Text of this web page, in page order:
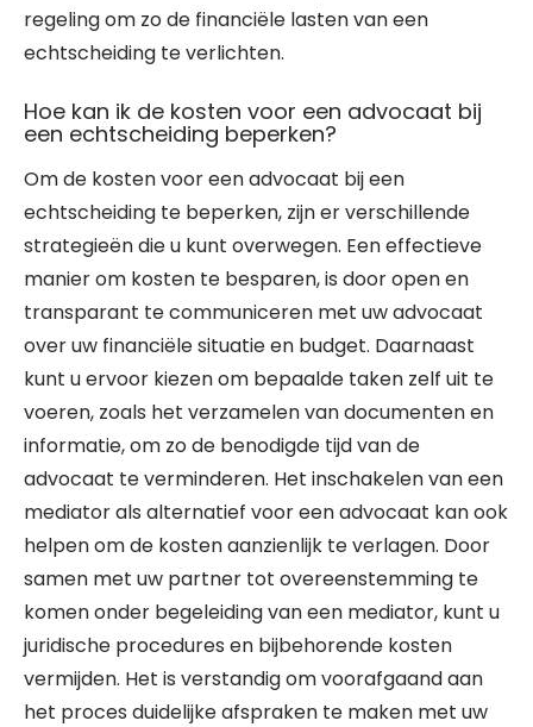
regeling om zo de financiële lasten van een
echtscheiding te verlichten.
Hoe kan ik de kosten voor een advocaat bij
een echtscheiding beperken?
Om de kosten voor een advocaat bij een
echtscheiding te beperken, zijn er verschillende
strategieën die u kunt overwegen. Een effectieve
manier om kosten te besparen, is door open en
transparant te communiceren met uw advocaat
over uw financiële situatie en budget. Daarnaast
kunt u ervoor kiezen om bepaalde taken zelf uit te
voeren, zoals het verzamelen van documenten en
informatie, om zo de benodigde tijd van de
advocaat te verminderen. Het inschakelen van een
mediator als alternatief voor een advocaat kan ook
helpen om de kosten aanzienlijk te verlagen. Door
samen met uw partner tot overeenstemming te
komen onder begeleiding van een mediator, kunt u
juridische procedures en bijbehorende kosten
vermijden. Het is verstandig om voorafgaand aan
het proces duidelijke afspraken te maken met uw